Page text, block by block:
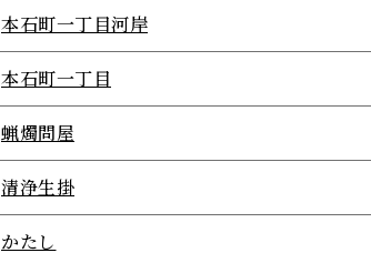
本石町一丁目河岸
本石町一丁目
蝋燭問屋
清浄生掛
かたし